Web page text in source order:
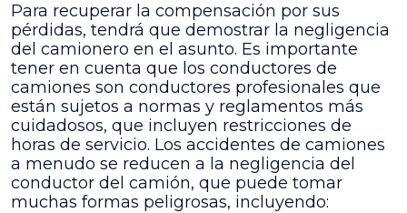
Para recuperar la compensación por sus
pérdidas, tendrá que demostrar la negligencia
del camionero en el asunto. Es importante
tener en cuenta que los conductores de
camiones son conductores profesionales que
están sujetos a normas y reglamentos más
cuidadosos, que incluyen restricciones de
horas de servicio. Los accidentes de camiones
a menudo se reducen a la negligencia del
conductor del camión, que puede tomar
muchas formas peligrosas, incluyendo: